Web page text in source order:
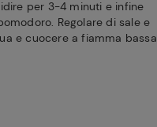
per 3-4 minuti e infine
Regolare di sale e
e cuocere a fiamma bassa